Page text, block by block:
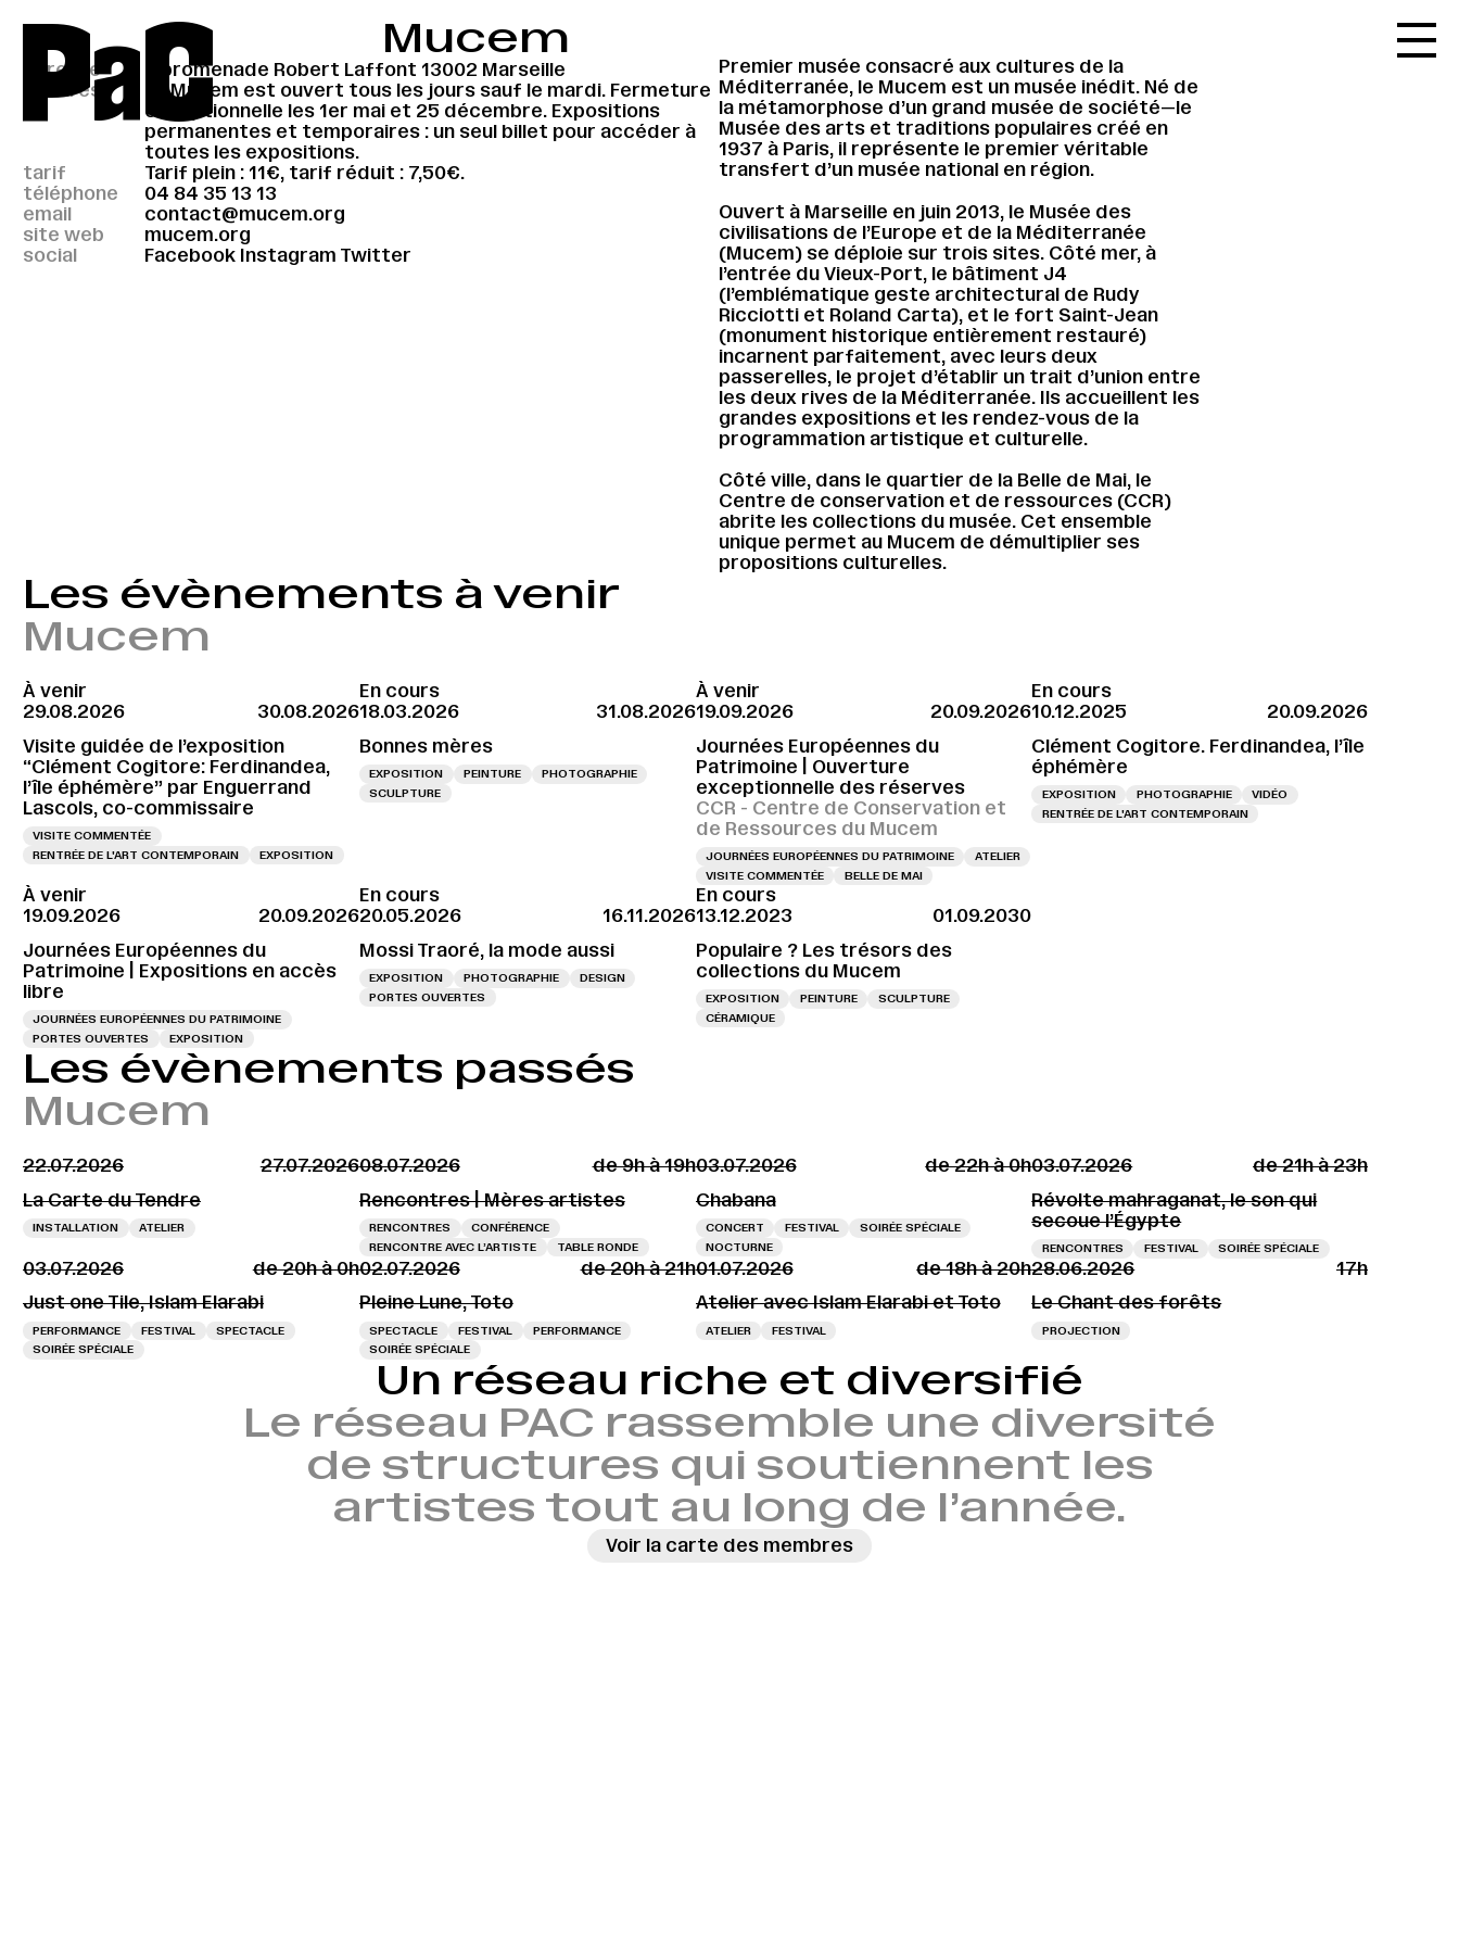
PaC
Accueil
Le réseau
Les ressources
Mucem
adresse
7 promenade Robert Laffont 13002 Marseille
horaires
Le Mucem est ouvert tous les jours sauf le mardi. Fermeture
exceptionnelle les 1er mai et 25 décembre. Expositions
permanentes et temporaires : un seul billet pour accéder à
toutes les expositions.
tarif
Tarif plein : 11€, tarif réduit : 7,50€.
téléphone
04 84 35 13 13
email
contact@mucem.org
site web
mucem.org
social
Facebook Instagram Twitter
Premier musée consacré aux cultures de la
Méditerranée, le Mucem est un musée inédit. Né de
la métamorphose d’un grand musée de société—le
Musée des arts et traditions populaires créé en
1937 à Paris, il représente le premier véritable
transfert d’un musée national en région.
Ouvert à Marseille en juin 2013, le Musée des
civilisations de l’Europe et de la Méditerranée
(Mucem) se déploie sur trois sites. Côté mer, à
l’entrée du Vieux-Port, le bâtiment J4
(l’emblématique geste architectural de Rudy
Ricciotti et Roland Carta), et le fort Saint-Jean
(monument historique entièrement restauré)
incarnent parfaitement, avec leurs deux
passerelles, le projet d’établir un trait d’union entre
les deux rives de la Méditerranée. Ils accueillent les
grandes expositions et les rendez-vous de la
programmation artistique et culturelle.
Côté ville, dans le quartier de la Belle de Mai, le
Centre de conservation et de ressources (CCR)
abrite les collections du musée. Cet ensemble
unique permet au Mucem de démultiplier ses
propositions culturelles.
Les évènements à venir
Mucem
À venir
29.08.2026
30.08.2026
Visite guidée de l’exposition
“Clément Cogitore: Ferdinandea,
l’île éphémère” par Enguerrand
Lascols, co-commissaire
VISITE COMMENTÉE
RENTRÉE DE L'ART CONTEMPORAIN
EXPOSITION
En cours
18.03.2026
31.08.2026
Bonnes mères
EXPOSITION PEINTURE
PHOTOGRAPHIE
SCULPTURE
À venir
19.09.2026
20.09.2026
Journées Européennes du
Patrimoine | Ouverture
exceptionnelle des réserves
CCR - Centre de Conservation et
de Ressources du Mucem
JOURNÉES EUROPÉENNES DU PATRIMOINE
ATELIER
VISITE COMMENTÉE
BELLE DE MAI
En cours
10.12.2025
20.09.2026
Clément Cogitore. Ferdinandea, l’île
éphémère
EXPOSITION PHOTOGRAPHIE
VIDÉO
RENTRÉE DE L'ART CONTEMPORAIN
À venir
19.09.2026
20.09.2026
Journées Européennes du
Patrimoine | Expositions en accès
libre
JOURNÉES EUROPÉENNES DU PATRIMOINE
PORTES OUVERTES
EXPOSITION
En cours
20.05.2026
16.11.2026
Mossi Traoré, la mode aussi
EXPOSITION PHOTOGRAPHIE
DESIGN
PORTES OUVERTES
En cours
13.12.2023
01.09.2030
Populaire ? Les trésors des
collections du Mucem
EXPOSITION PEINTURE
SCULPTURE
CÉRAMIQUE
Les évènements passés
Mucem
22.07.2026
27.07.2026
La Carte du Tendre
INSTALLATION ATELIER
08.07.2026
de 9h à 19h
Rencontres | Mères artistes
RENCONTRES
CONFÉRENCE
RENCONTRE AVEC L’ARTISTE
TABLE RONDE
03.07.2026
de 22h à 0h
Chabana
CONCERT FESTIVAL
SOIRÉE SPÉCIALE
NOCTURNE
03.07.2026
de 21h à 23h
Révolte mahraganat, le son qui
secoue l’Égypte
RENCONTRES FESTIVAL SOIRÉE SPÉCIALE
03.07.2026
de 20h à 0h
Just one Tile, Islam Elarabi
PERFORMANCE FESTIVAL
SPECTACLE
SOIRÉE SPÉCIALE
02.07.2026
de 20h à 21h
Pleine Lune, Toto
SPECTACLE FESTIVAL
PERFORMANCE
SOIRÉE SPÉCIALE
01.07.2026
de 18h à 20h
Atelier avec Islam Elarabi et Toto
ATELIER FESTIVAL
28.06.2026
17h
Le Chant des forêts
PROJECTION
Un réseau riche et diversifié
Le réseau PAC rassemble une diversité
de structures qui soutiennent les
artistes tout au long de l’année.
Voir la carte des membres